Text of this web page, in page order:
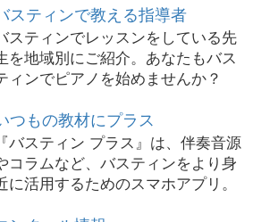
スティンで教える指導者
スティンでレッスンをしている先
を地域別にご紹介。あなたもバス
ィンでピアノを始めませんか？
つもの教材にプラス
『バスティン プラス』は、伴奏音源
コラムなど、バスティンをより身
に活用するためのスマホアプリ。